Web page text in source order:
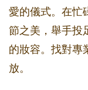
愛的儀式。在忙
節之美，舉手投
的妝容。找對專
放。